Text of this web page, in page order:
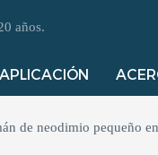
años.
APLICACIÓN
de neodimio pequeño